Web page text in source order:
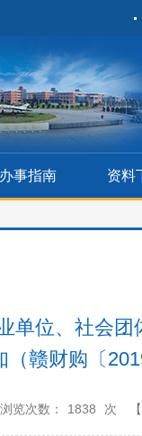
办事指南 资料
单位、社会团
赣财购〔
浏览次数： 1838 次